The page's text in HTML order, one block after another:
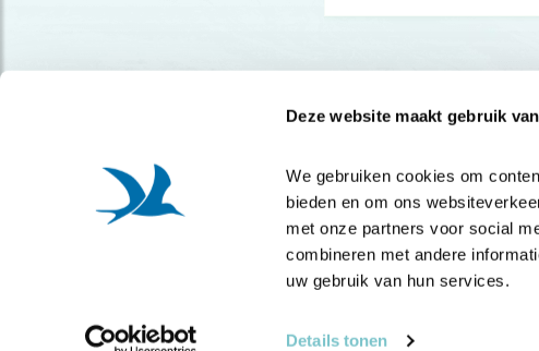
Deze website maakt gebruik
We gebruiken cookies om
bieden en om ons
met onze partners voor social
combineren met andere
uw gebruik van hun services.
Details tonen